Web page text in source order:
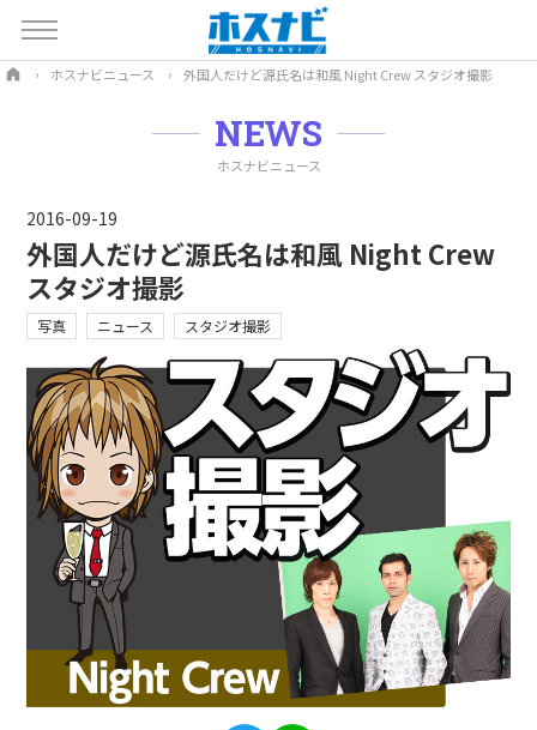
ホスナビニュース 外国人だけど源氏名は和風 Night Crew スタジオ撮影
NEWS
ホスナビニュース
2016-09-19
外国人だけど源氏名は和風 Night Crew
スタジオ撮影
写真 ニュース スタジオ撮影